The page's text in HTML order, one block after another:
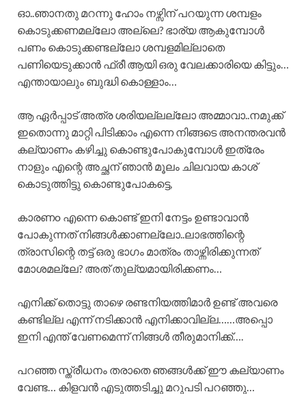
ഓ..ഞാനതു മറന്നു ഹോം നഴ്സിന് പറയുന്ന ശമ്പളം
കൊടുക്കണമല്ലോ അല്ലെ? ഭാര്യ ആകുമ്പോൾ
പണം കൊടുക്കണ്ടല്ലോ ശമ്പളമില്ലാതെ
പണിയെടുക്കാൻ ഫ്രീ ആയി ഒരു വേലക്കാരിയെ കിട്ടും…
എന്തായാലും ബുദ്ധി കൊള്ളാം…
ആ ഏർപ്പാട് അത്ര ശരിയല്ലല്ലോ അമ്മാവാ..നമുക്ക്
ഇതൊന്നു മാറ്റി പിടിക്കാം എന്നെ നിങ്ങടെ അനന്തരവൻ
കല്യാണം കഴിച്ചു കൊണ്ടുപോകുമ്പോൾ ഇത്രേം
നാളും എന്റെ അച്ഛന് ഞാൻ മൂലം ചിലവായ കാശ്
കൊടുത്തിട്ടു കൊണ്ടുപോകട്ടെ,
കാരണo എന്നെ കൊണ്ട് ഇനി നേട്ടം ഉണ്ടാവാൻ
പോകുന്നത് നിങ്ങൾക്കാണല്ലോ..ലാഭത്തിന്റെ
ത്രാസിന്റെ തട്ട് ഒരു ഭാഗം മാത്രം താഴ്ന്നിരിക്കുന്നത്
മോശമല്ലേ? അത് തുല്യമായിരിക്കണം…
എനിക്ക് തൊട്ടു താഴെ രണ്ടനിയത്തിമാർ ഉണ്ട് അവരെ
കണ്ടില്ല എന്ന് നടിക്കാൻ എനിക്കാവില്ല……അപ്പൊ
ഇനി എന്ത് വേണമെന്ന് നിങ്ങൾ തീരുമാനിക്ക്….
പറഞ്ഞ സ്ത്രീധനം തരാതെ ഞങ്ങൾക്ക് ഈ കല്യാണം
വേണ്ട… കിളവൻ എടുത്തടിച്ചു മറുപടി പറഞ്ഞു…